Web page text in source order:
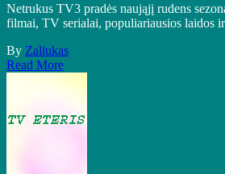
Netrukus TV3 pradės naująjį rudens
filmai, TV serialai, populiariausios laidos
By Zaliukas
Read More